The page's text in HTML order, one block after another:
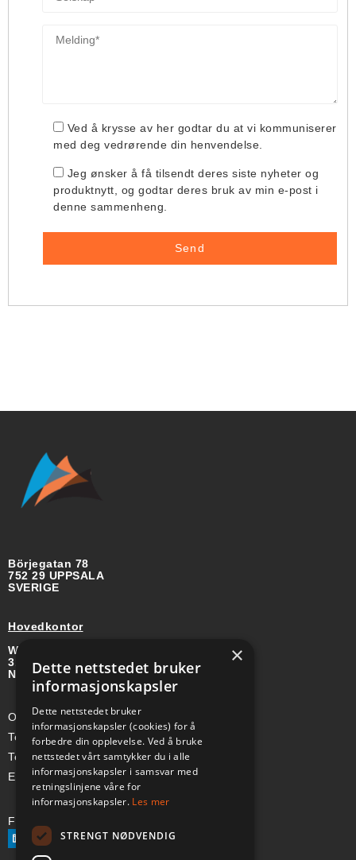
Ved å krysse av her godtar du at vi kommuniserer
med deg vedrørende din henvendelse.
Jeg ønsker å få tilsendt deres siste nyheter og
produktnytt, og godtar deres bruk av min e-post i
denne sammenheng.
Börjegatan 78
752 29 UPPSALA
SVERIGE
Hovedkontor
Wirgenes vei 8B
3157 BARKÅKER
NORGE
Org-nr: 985 958 203 MVA
Telefon (Nor): +47 334 50 910
Telefon (Swe): +46 70-748 08 19
E-post: sales@a-ss.net
Følg oss på:
×
Dette nettstedet bruker
informasjonskapsler
Dette nettstedet bruker
informasjonskapsler (cookies) for å
forbedre din opplevelse. Ved å bruke
nettstedet vårt samtykker du i alle
informasjonskapsler i samsvar med
retningslinjene våre for
informasjonskapsler. Les mer
STRENGT NØDVENDIG